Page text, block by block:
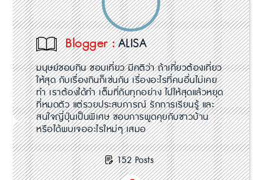
Blogger :ALISA
มนุษย์ชอบกิน ชอบเที่ยว มีคติว่า ถ้าเที่ยวต้องเที่ยว
ให้สุด กับเรื่องกินก็เช่นกัน เรื่องอะไรที่คนอื่นไม่เคย
ทำ เราต้องได้ทำ เต็มที่กับทุกอย่าง ไปให้สุดแล้วหยุด
ที่หมดตัว แต่รวยประสบการณ์ รักการเรียนรู้ และ
สนใจญี่ปุ่นเป็นพิเศษ ชอบการพูดคุยกับชาวบ้าน
หรือได้พบเจออะไรใหม่ๆ เสมอ
152 Posts